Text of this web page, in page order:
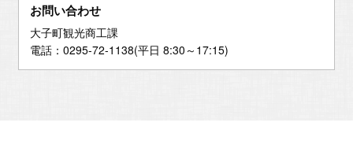
お問い合わせ
大子町観光商工課
電話：0295-72-1138(平日 8:30～17:15)